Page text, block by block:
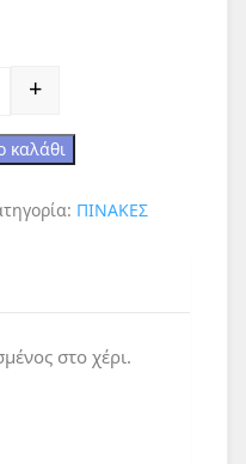
+
καλάθι
ΠΙΝΑΚΕΣ
στο χέρι.